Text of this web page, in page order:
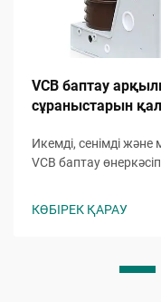
VCB баптау
сұраныстарын
Икемді, сенімді
VCB баптау
КӨБІРЕК ҚАРАУ